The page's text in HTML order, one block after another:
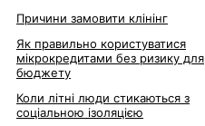
Причини замовити клінінг
Як правильно користуватися
мікрокредитами без ризику для
бюджету
Коли літні люди стикаються з
соціальною ізоляцією